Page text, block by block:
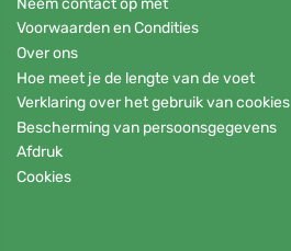
Voorwaarden en Condities
Over ons
Hoe meet je de lengte van de voet
Verklaring over het gebruik van cookies
Bescherming van persoonsgegevens
Afdruk
Cookies